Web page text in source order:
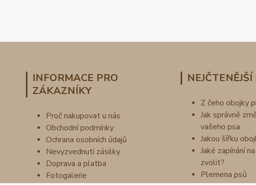
INFORMACE PRO
ZÁKAZNÍKY
Proč nakupovat u nás
Obchodní podmínky
Ochrana osobních údajů
Nevyzvednutí zásilky
Doprava a platba
Fotogalerie
Z čeho obojky
Jak správně
vašeho psa
Jakou šířku
Jaké zapínání
zvolit?
Plemena psů